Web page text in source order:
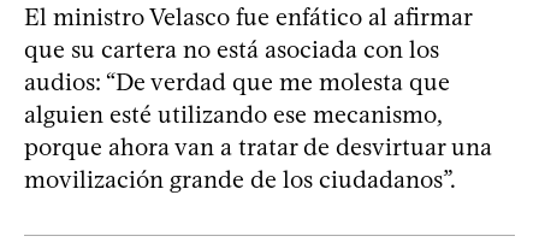
El ministro Velasco fue enfático al afirmar
que su cartera no está asociada con los
audios: “De verdad que me molesta que
alguien esté utilizando ese mecanismo,
porque ahora van a tratar de desvirtuar una
movilización grande de los ciudadanos”.